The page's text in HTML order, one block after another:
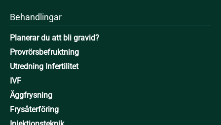
Behandlingar
Planerar du att bli gravid?
Provrörsbefruktning
Utredning Infertilitet
IVF
Äggfrysning
Frysåterföring